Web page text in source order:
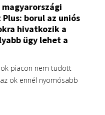
borul az uniós
hivatkozik a
ügy lehet a
piacon nem tudott
ok ennél nyomósabb